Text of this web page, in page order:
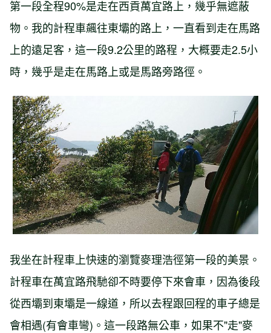
第一段全程90%是走在西貢萬宜路上，幾乎無遮蔽
物。我的計程車飆往東壩的路上，一直看到走在馬路
上的遠足客，這一段9.2公里的路程，大概要走2.5小
時，幾乎是走在馬路上或是馬路旁路徑。
我坐在計程車上快速的瀏覽麥理浩徑第一段的美景。
計程車在萬宜路飛馳卻不時要停下來會車，因為後段
從西壩到東壩是一線道，所以去程跟回程的車子總是
會相遇(有會車彎)。這一段路無公車，如果不"走"麥